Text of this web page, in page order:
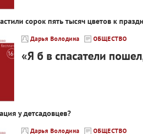
сорок пять тысяч цветов к
Дарья Володина ОБЩЕСТВО
«Я б в спасатели
у детсадовцев?
Дарья Володина ОБЩЕСТВО